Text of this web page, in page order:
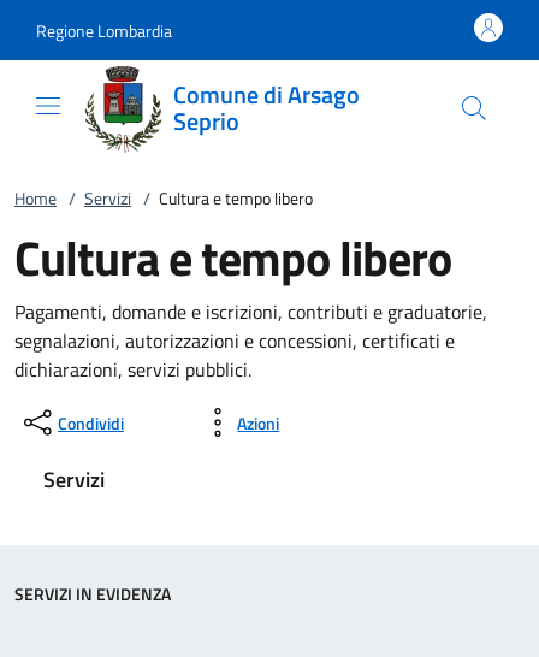
Regione Lombardia
Comune di Arsago
Seprio
Home / Servizi / Cultura e tempo libero
Cultura e tempo libero
Pagamenti, domande e iscrizioni, contributi e graduatorie,
segnalazioni, autorizzazioni e concessioni, certificati e
dichiarazioni, servizi pubblici.
Condividi Azioni
Servizi
SERVIZI IN EVIDENZA